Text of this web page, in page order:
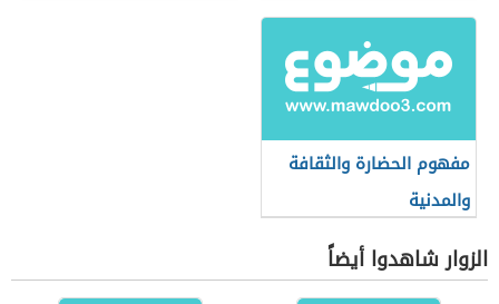
مفهوم الحضارة والثقافة
والمدنية
الزوار شاهدوا أيضاً